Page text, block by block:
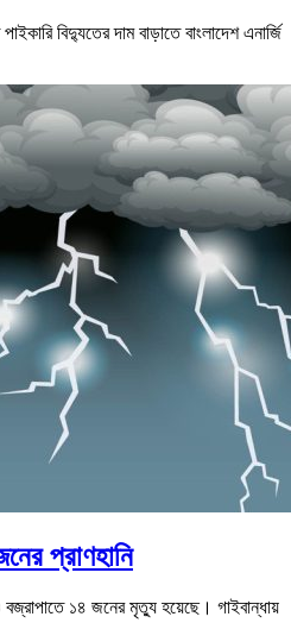
বিদ্যুতের দাম বাড়াতে বাংলাদেশ এনার্জি
প্রাণহানি
বজ্রাপাতে ১৪ জনের মৃত্যু হয়েছে। গাইবান্ধায়